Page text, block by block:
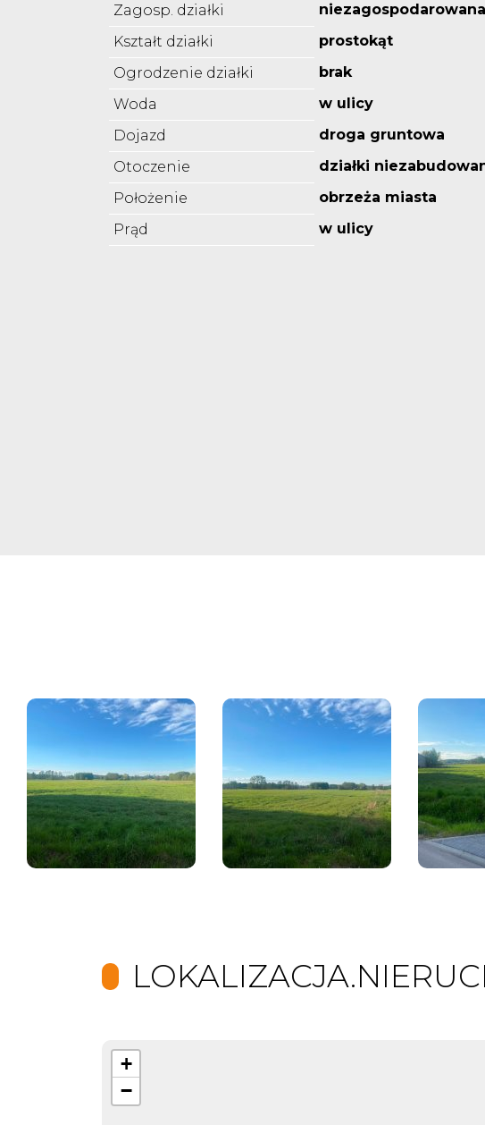
Zagosp. działki
niezagospodarowana
Kształt działki
prostokąt
Ogrodzenie działki
brak
Woda
w ulicy
Dojazd
droga gruntowa
Otoczenie
działki
Położenie
obrzeża miasta
Prąd
w ulicy
+
−